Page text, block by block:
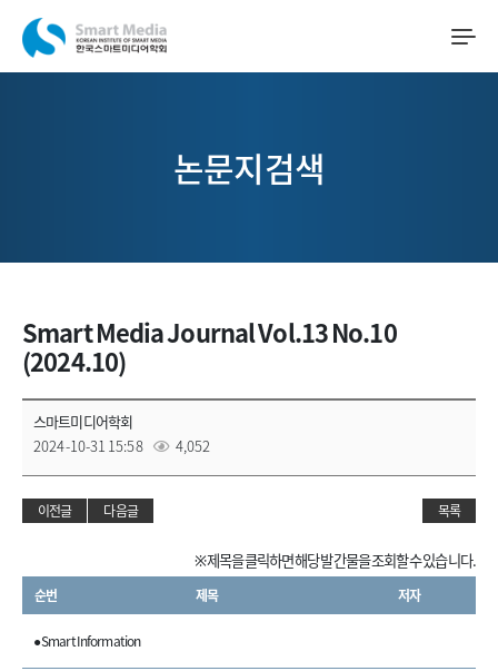
논문지검색
Smart Media Journal Vol.13 No.10
(2024.10)
스마트미디어학회
2024-10-31 15:58
4,052
이전글 다음글 목록
※ 제목을 클릭하면 해당 발간물을 조회할 수 있습니다.
순번 제목 저자
● Smart Information